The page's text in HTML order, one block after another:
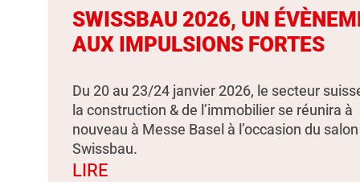
SWISSBAU 2026, UN
AUX IMPULSIONS FORTES
Du 20 au 23/24 janvier 2026, le secteur
la construction & de l’immobilier se réunira à
nouveau à Messe Basel à l’occasion du salon
Swissbau.
LIRE